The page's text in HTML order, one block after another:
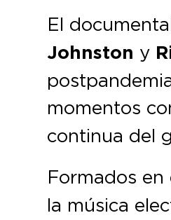
El
Johnston y
momentos
continua del
Formados
la música